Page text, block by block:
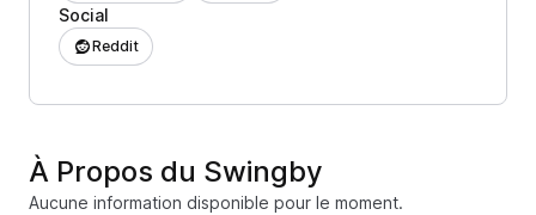
Social
Reddit
À Propos du Swingby
Aucune information disponible pour le moment.